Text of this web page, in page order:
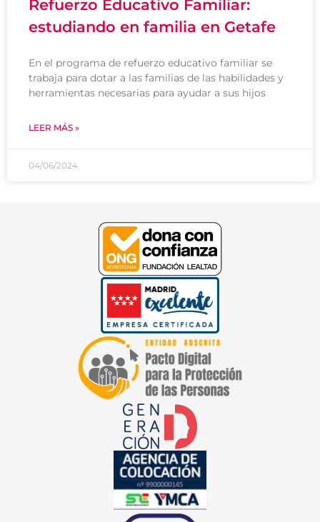
Refuerzo Educativo Familiar:
estudiando en familia en Getafe
En el programa de refuerzo educativo familiar se
trabaja para dotar a las familias de las habilidades y
herramientas necesarias para ayudar a sus hijos
LEER MÁS »
04/06/2024